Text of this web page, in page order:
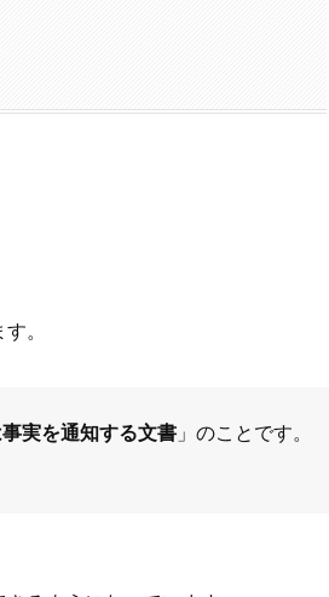
。
実を通知する文書 」のことです。